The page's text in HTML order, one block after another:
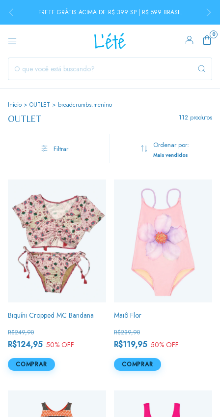
FRETE GRÁTIS ACIMA DE R$ 399 SP | R$ 599 BRASIL
0
Início > OUTLET > breadcrumbs.menino
OUTLET 112 produtos
Filtrar Ordenar por:
Mais vendidos
Biquíni Cropped MC Bandana
R$124,95
R$249,90
50% OFF
COMPRAR
Maiô Flor
R$119,95
R$239,90
50% OFF
COMPRAR